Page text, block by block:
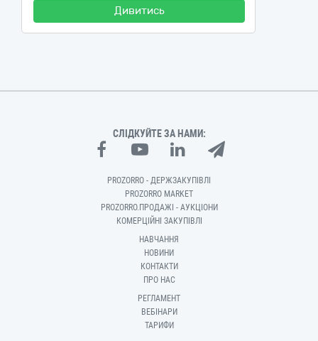
Дивитись
СЛІДКУЙТЕ ЗА НАМИ:
PROZORRO - ДЕРЖЗАКУПІВЛІ
PROZORRO MARKET
PROZORRO.ПРОДАЖІ - АУКЦІОНИ
КОМЕРЦІЙНІ ЗАКУПІВЛІ
НАВЧАННЯ
НОВИНИ
КОНТАКТИ
ПРО НАС
РЕГЛАМЕНТ
ВЕБІНАРИ
ТАРИФИ